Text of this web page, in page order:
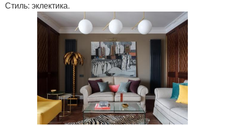
Стиль: эклектика.